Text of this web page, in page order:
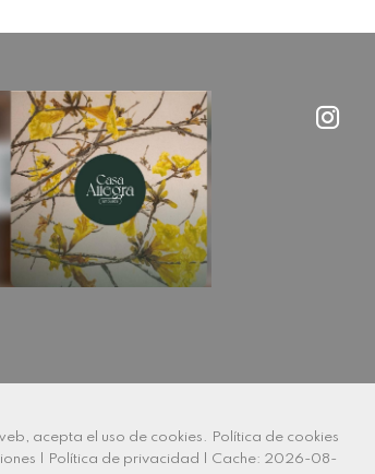
acepta el uso de cookies.
Política de cookies
Política de privacidad
Cache: 2026-08-